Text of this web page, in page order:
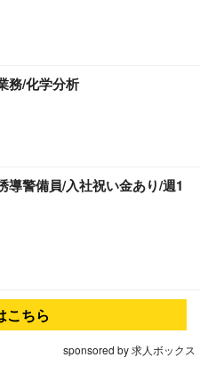
務/化学分析
導警備員/入社祝い金あり/週1
こちら
sponsored by 求人ボックス